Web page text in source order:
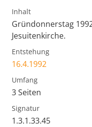
Inhalt
Gründonnerstag
Jesuitenkirche.
Entstehung
16.4.1992
Umfang
3 Seiten
Signatur
1.3.1.33.45